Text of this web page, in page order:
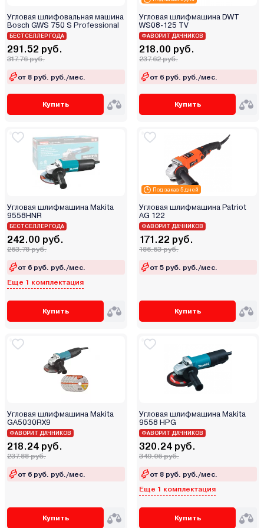
Krona
Makita
Maktec
Max-pro
Mekkan
Metabo
Mighty Seven
Molot
MTX
Newton
Nexttool
Nikkey
Nordberg
Oasis
P.I.T.
Partisan
Patriot
Pioneer
Procraft
RODEO
RÖGEL
Ryobi
Saturn
SENIX
Shtenli
Skil
Stanley
Startul
Угловая шлифовальная машина
Bosch GWS 750 S Professional
БЕСТСЕЛЛЕР ГОДА
291.52 руб.
317.76 руб.
от 8 руб. руб./мес.
Купить
Угловая шлифмашина DWT
WS08-125 TV
ФАВОРИТ ДАЧНИКОВ
218.00 руб.
237.62 руб.
от 6 руб. руб./мес.
Купить
Угловая шлифмашина Makita
9558HNR
БЕСТСЕЛЛЕР ГОДА
242.00 руб.
263.78 руб.
от 6 руб. руб./мес.
Еще 1 комплектация
Купить
Под заказ 5 дней
Угловая шлифмашина Patriot
AG 122
ФАВОРИТ ДАЧНИКОВ
171.22 руб.
186.63 руб.
от 5 руб. руб./мес.
Купить
Угловая шлифмашина Makita
GA5030RX9
ФАВОРИТ ДАЧНИКОВ
218.24 руб.
237.88 руб.
от 6 руб. руб./мес.
Купить
Угловая шлифмашина Makita
9558 HPG
ФАВОРИТ ДАЧНИКОВ
320.24 руб.
349.06 руб.
от 8 руб. руб./мес.
Еще 1 комплектация
Купить